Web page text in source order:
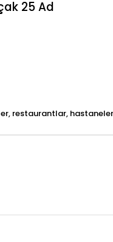
25 Ad
restaurantlar,